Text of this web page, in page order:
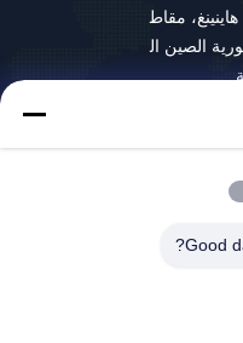
مقاط
الصين ال
Good